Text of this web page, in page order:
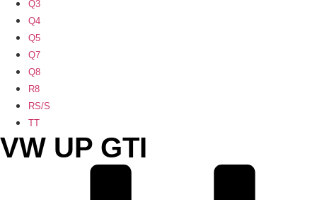
Q3
Q4
Q5
Q7
Q8
R8
RS/S
TT
VW UP GTI